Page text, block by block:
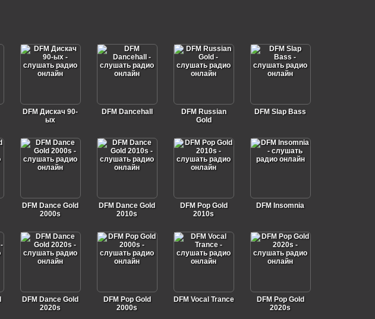
DFM Дискач 90-
ых
DFM Dancehall
DFM Russian
Gold
DFM Slap Bass
DFM Dance Gold
2000s
DFM Dance Gold
2010s
DFM Pop Gold
2010s
DFM Insomnia
DFM Dance Gold
2020s
DFM Pop Gold
2000s
DFM Vocal Trance
DFM Pop Gold
2020s